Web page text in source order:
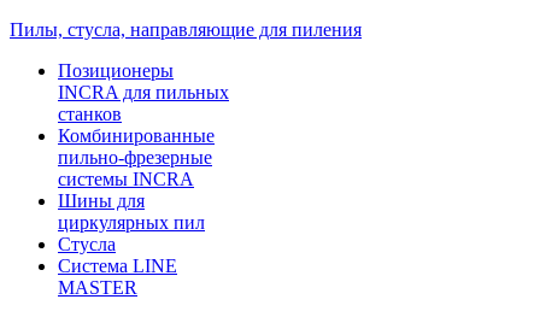
Пилы, стусла, направляющие для пиления
Позиционеры
INCRA для пильных
станков
Комбинированные
пильно-фрезерные
системы INCRA
Шины для
циркулярных пил
Стусла
Система LINE
MASTER